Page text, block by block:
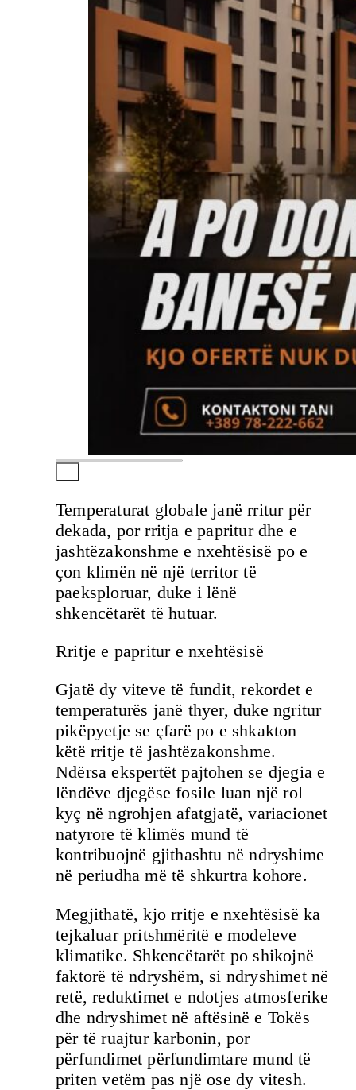
Temperaturat globale janë rritur për
dekada, por rritja e papritur dhe e
jashtëzakonshme e nxehtësisë po e
çon klimën në një territor të
paeksploruar, duke i lënë
shkencëtarët të hutuar.
Rritje e papritur e nxehtësisë
Gjatë dy viteve të fundit, rekordet e
temperaturës janë thyer, duke ngritur
pikëpyetje se çfarë po e shkakton
këtë rritje të jashtëzakonshme.
Ndërsa ekspertët pajtohen se djegia e
lëndëve djegëse fosile luan një rol
kyç në ngrohjen afatgjatë, variacionet
natyrore të klimës mund të
kontribuojnë gjithashtu në ndryshime
në periudha më të shkurtra kohore.
Megjithatë, kjo rritje e nxehtësisë ka
tejkaluar pritshmëritë e modeleve
klimatike. Shkencëtarët po shikojnë
faktorë të ndryshëm, si ndryshimet në
retë, reduktimet e ndotjes atmosferike
dhe ndryshimet në aftësinë e Tokës
për të ruajtur karbonin, por
përfundimet përfundimtare mund të
priten vetëm pas një ose dy vitesh.